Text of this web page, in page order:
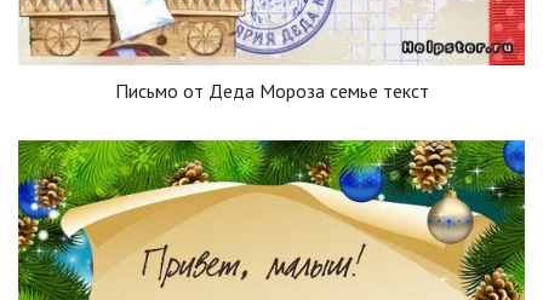
Письмо от Деда Мороза семье текст